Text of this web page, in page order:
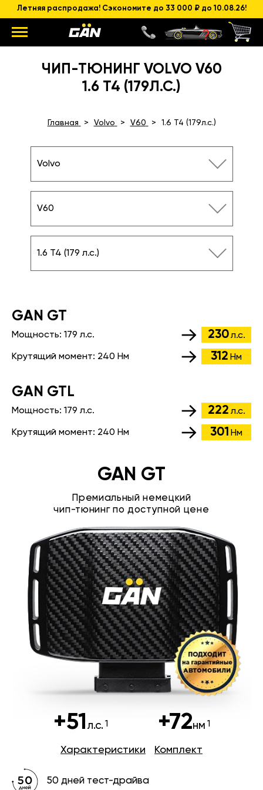
Летняя распродажа! Сэкономите до 33 000 ₽ до 10.08.26!
ЧИП-ТЮНИНГ VOLVO V60
1.6 T4 (179Л.С.)
Главная Volvo V60 1.6 T4 (179л.с.)
Volvo
V60
1.6 T4 (179 л.с.)
GАN GT
Мощность: 179 л.с. 230 л.с.
Крутящий момент: 240 Нм 312 Нм
GАN GTL
Мощность: 179 л.с. 222 л.с.
Крутящий момент: 240 Нм 301 Нм
GAN GT
Премиальный немецкий
чип-тюнинг по доступной цене
+51 л.с. +72нм
Характеристики Комплект
50 дней тест-драйва